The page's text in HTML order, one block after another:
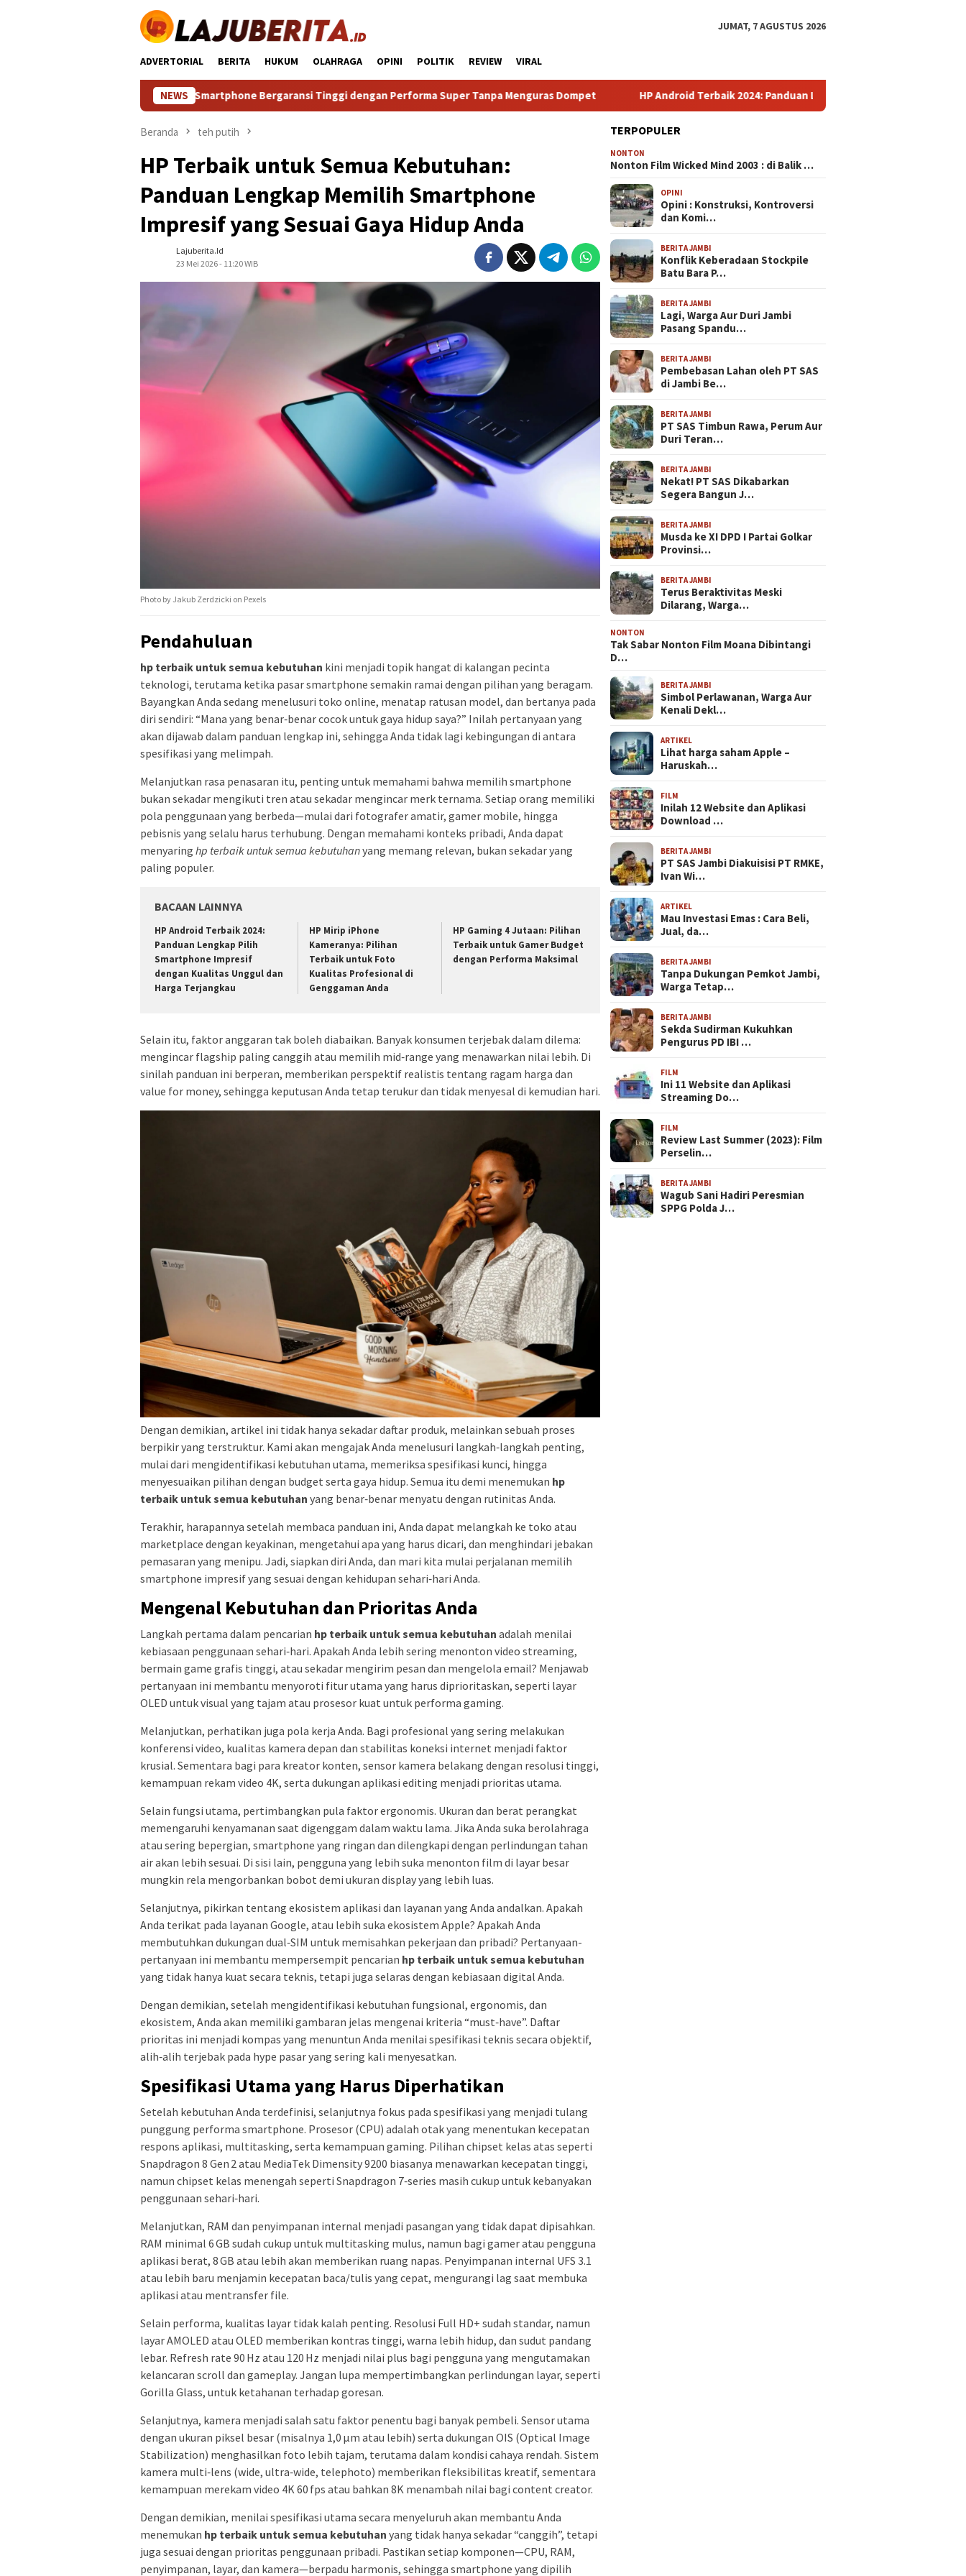
JUMAT, 7 AGUSTUS 2026
ADVERTORIAL BERITA HUKUM OLAHRAGA OPINI POLITIK REVIEW VIRAL
NEWS
Dewa: Temukan Smartphone Bergaransi Tinggi dengan Performa Super Tanpa Menguras Dompet HP Android Terbaik 2024: Panduan Lengkap Pilih Smartphone Impresif dengan
Beranda teh putih
HP Terbaik untuk Semua Kebutuhan:
Panduan Lengkap Memilih Smartphone
Impresif yang Sesuai Gaya Hidup Anda
Lajuberita.id
23 Mei 2026 - 11:20 WIB
Photo by Jakub Zerdzicki on Pexels
Pendahuluan
hp terbaik untuk semua kebutuhan kini menjadi topik hangat di kalangan pecinta
teknologi, terutama ketika pasar smartphone semakin ramai dengan pilihan yang beragam.
Bayangkan Anda sedang menelusuri toko online, menatap ratusan model, dan bertanya pada
diri sendiri: “Mana yang benar‑benar cocok untuk gaya hidup saya?” Inilah pertanyaan yang
akan dijawab dalam panduan lengkap ini, sehingga Anda tidak lagi kebingungan di antara
spesifikasi yang melimpah.
Melanjutkan rasa penasaran itu, penting untuk memahami bahwa memilih smartphone
bukan sekadar mengikuti tren atau sekadar mengincar merk ternama. Setiap orang memiliki
pola penggunaan yang berbeda—mulai dari fotografer amatir, gamer mobile, hingga
pebisnis yang selalu harus terhubung. Dengan memahami konteks pribadi, Anda dapat
menyaring hp terbaik untuk semua kebutuhanyang memang relevan, bukan sekadar yang
paling populer.
BACAAN LAINNYA
HP Android Terbaik 2024:
Panduan Lengkap Pilih
Smartphone Impresif
dengan Kualitas Unggul dan
Harga Terjangkau
HP Mirip iPhone
Kameranya: Pilihan
Terbaik untuk Foto
Kualitas Profesional di
Genggaman Anda
HP Gaming 4 Jutaan: Pilihan
Terbaik untuk Gamer Budget
dengan Performa Maksimal
Selain itu, faktor anggaran tak boleh diabaikan. Banyak konsumen terjebak dalam dilema:
mengincar flagship paling canggih atau memilih mid‑range yang menawarkan nilai lebih. Di
sinilah panduan ini berperan, memberikan perspektif realistis tentang ragam harga dan
value for money, sehingga keputusan Anda tetap terukur dan tidak menyesal di kemudian hari.
Dengan demikian, artikel ini tidak hanya sekadar daftar produk, melainkan sebuah proses
berpikir yang terstruktur. Kami akan mengajak Anda menelusuri langkah‑langkah penting,
mulai dari mengidentifikasi kebutuhan utama, memeriksa spesifikasi kunci, hingga
menyesuaikan pilihan dengan budget serta gaya hidup. Semua itu demi menemukan hp
terbaik untuk semua kebutuhan yang benar‑benar menyatu dengan rutinitas Anda.
Terakhir, harapannya setelah membaca panduan ini, Anda dapat melangkah ke toko atau
marketplace dengan keyakinan, mengetahui apa yang harus dicari, dan menghindari jebakan
pemasaran yang menipu. Jadi, siapkan diri Anda, dan mari kita mulai perjalanan memilih
smartphone impresif yang sesuai dengan kehidupan sehari‑hari Anda.
Mengenal Kebutuhan dan Prioritas Anda
Langkah pertama dalam pencarian hp terbaik untuk semua kebutuhan adalah menilai
kebiasaan penggunaan sehari‑hari. Apakah Anda lebih sering menonton video streaming,
bermain game grafis tinggi, atau sekadar mengirim pesan dan mengelola email? Menjawab
pertanyaan ini membantu menyoroti fitur utama yang harus diprioritaskan, seperti layar
OLED untuk visual yang tajam atau prosesor kuat untuk performa gaming.
Melanjutkan, perhatikan juga pola kerja Anda. Bagi profesional yang sering melakukan
konferensi video, kualitas kamera depan dan stabilitas koneksi internet menjadi faktor
krusial. Sementara bagi para kreator konten, sensor kamera belakang dengan resolusi tinggi,
kemampuan rekam video 4K, serta dukungan aplikasi editing menjadi prioritas utama.
Selain fungsi utama, pertimbangkan pula faktor ergonomis. Ukuran dan berat perangkat
memengaruhi kenyamanan saat digenggam dalam waktu lama. Jika Anda suka berolahraga
atau sering bepergian, smartphone yang ringan dan dilengkapi dengan perlindungan tahan
air akan lebih sesuai. Di sisi lain, pengguna yang lebih suka menonton film di layar besar
mungkin rela mengorbankan bobot demi ukuran display yang lebih luas.
Selanjutnya, pikirkan tentang ekosistem aplikasi dan layanan yang Anda andalkan. Apakah
Anda terikat pada layanan Google, atau lebih suka ekosistem Apple? Apakah Anda
membutuhkan dukungan dual‑SIM untuk memisahkan pekerjaan dan pribadi? Pertanyaan-
pertanyaan ini membantu mempersempit pencarian hp terbaik untuk semua kebutuhan
yang tidak hanya kuat secara teknis, tetapi juga selaras dengan kebiasaan digital Anda.
Dengan demikian, setelah mengidentifikasi kebutuhan fungsional, ergonomis, dan
ekosistem, Anda akan memiliki gambaran jelas mengenai kriteria “must‑have”. Daftar
prioritas ini menjadi kompas yang menuntun Anda menilai spesifikasi teknis secara objektif,
alih‑alih terjebak pada hype pasar yang sering kali menyesatkan.
Spesifikasi Utama yang Harus Diperhatikan
Setelah kebutuhan Anda terdefinisi, selanjutnya fokus pada spesifikasi yang menjadi tulang
punggung performa smartphone. Prosesor (CPU) adalah otak yang menentukan kecepatan
respons aplikasi, multitasking, serta kemampuan gaming. Pilihan chipset kelas atas seperti
Snapdragon 8 Gen 2 atau MediaTek Dimensity 9200 biasanya menawarkan kecepatan tinggi,
namun chipset kelas menengah seperti Snapdragon 7‑series masih cukup untuk kebanyakan
penggunaan sehari‑hari.
Melanjutkan, RAM dan penyimpanan internal menjadi pasangan yang tidak dapat dipisahkan.
RAM minimal 6 GB sudah cukup untuk multitasking mulus, namun bagi gamer atau pengguna
aplikasi berat, 8 GB atau lebih akan memberikan ruang napas. Penyimpanan internal UFS 3.1
atau lebih baru menjamin kecepatan baca/tulis yang cepat, mengurangi lag saat membuka
aplikasi atau mentransfer file.
Selain performa, kualitas layar tidak kalah penting. Resolusi Full HD+ sudah standar, namun
layar AMOLED atau OLED memberikan kontras tinggi, warna lebih hidup, dan sudut pandang
lebar. Refresh rate 90 Hz atau 120 Hz menjadi nilai plus bagi pengguna yang mengutamakan
kelancaran scroll dan gameplay. Jangan lupa mempertimbangkan perlindungan layar, seperti
Gorilla Glass, untuk ketahanan terhadap goresan.
Selanjutnya, kamera menjadi salah satu faktor penentu bagi banyak pembeli. Sensor utama
dengan ukuran piksel besar (misalnya 1,0 µm atau lebih) serta dukungan OIS (Optical Image
Stabilization) menghasilkan foto lebih tajam, terutama dalam kondisi cahaya rendah. Sistem
kamera multi‑lens (wide, ultra‑wide, telephoto) memberikan fleksibilitas kreatif, sementara
kemampuan merekam video 4K 60 fps atau bahkan 8K menambah nilai bagi content creator.
Dengan demikian, menilai spesifikasi utama secara menyeluruh akan membantu Anda
menemukan hp terbaik untuk semua kebutuhan yang tidak hanya sekadar “canggih”, tetapi
juga sesuai dengan prioritas penggunaan pribadi. Pastikan setiap komponen—CPU, RAM,
penyimpanan, layar, dan kamera—berpadu harmonis, sehingga smartphone yang dipilih
TERPOPULER
NONTON
Nonton Film Wicked Mind 2003 : di Balik …
OPINI
Opini : Konstruksi, Kontroversi
dan Komi…
BERITA JAMBI
Konflik Keberadaan Stockpile
Batu Bara P…
BERITA JAMBI
Lagi, Warga Aur Duri Jambi
Pasang Spandu…
BERITA JAMBI
Pembebasan Lahan oleh PT SAS
di Jambi Be…
BERITA JAMBI
PT SAS Timbun Rawa, Perum Aur
Duri Teran…
BERITA JAMBI
Nekat! PT SAS Dikabarkan
Segera Bangun J…
BERITA JAMBI
Musda ke XI DPD I Partai Golkar
Provinsi…
BERITA JAMBI
Terus Beraktivitas Meski
Dilarang, Warga…
NONTON
Tak Sabar Nonton Film Moana Dibintangi
D…
BERITA JAMBI
Simbol Perlawanan, Warga Aur
Kenali Dekl…
ARTIKEL
Lihat harga saham Apple –
Haruskah…
FILM
Inilah 12 Website dan Aplikasi
Download …
BERITA JAMBI
PT SAS Jambi Diakuisisi PT RMKE,
Ivan Wi…
ARTIKEL
Mau Investasi Emas : Cara Beli,
Jual, da…
BERITA JAMBI
Tanpa Dukungan Pemkot Jambi,
Warga Tetap…
BERITA JAMBI
Sekda Sudirman Kukuhkan
Pengurus PD IBI …
FILM
Ini 11 Website dan Aplikasi
Streaming Do…
FILM
Review Last Summer (2023): Film
Perselin…
BERITA JAMBI
Wagub Sani Hadiri Peresmian
SPPG Polda J…